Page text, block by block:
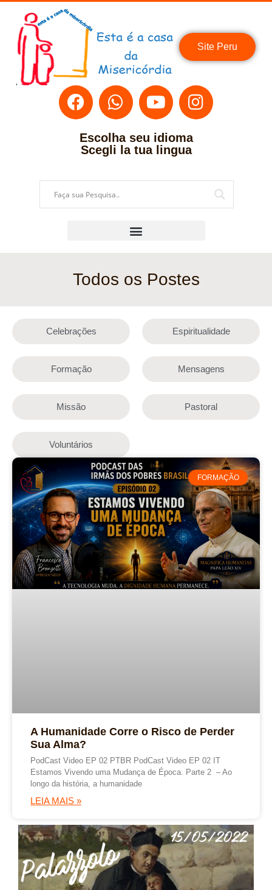
Site Peru
Escolha seu idioma
Scegli la tua lingua
Todos os Postes
Celebrações Espiritualidade
Formação Mensagens
Missão Pastoral
Voluntários
FORMAÇÃO
A Humanidade Corre o Risco de Perder
Sua Alma?
PodCast Video EP 02 PTBR PodCast Video EP 02 IT
Estamos Vivendo uma Mudança de Época. Parte 2 – Ao
longo da história, a humanidade
LEIA MAIS »